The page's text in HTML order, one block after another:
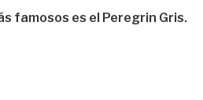
famosos es el Peregrin Gris.